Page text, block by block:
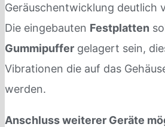
Geräuschentwicklung deutlich
Die eingebauten Festplatten
Gummipuffer gelagert sein,
Vibrationen die auf das
werden.
Anschluss weiterer Geräte